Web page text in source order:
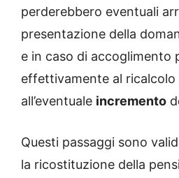
perderebbero eventuali
presentazione della
e in caso di accoglimento
effettivamente al ricalcolo
all’eventuale incremento
Questi passaggi sono
la ricostituzione della